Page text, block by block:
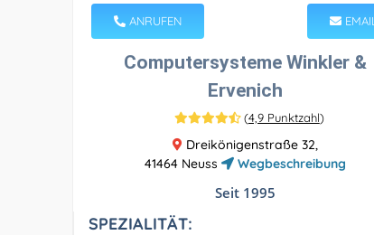
ANRUFEN EMAIL
Computersysteme Winkler &
Ervenich
(4,9 Punktzahl)
Dreikönigenstraße 32,
41464 Neuss
Wegbeschreibung
Seit 1995
SPEZIALITÄT: